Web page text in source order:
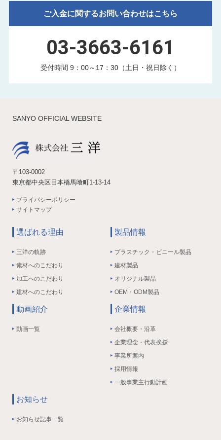
ご入金に関するお問い合わせはこちら
03-3663-6161
受付時間 9：00～17：30（土日・祝日除く）
SANYO OFFICIAL WEBSITE
〒103-0002
東京都中央区日本橋馬喰町1-13-14
プライバシーポリシー
サイトマップ
選ばれる理由
三洋の軌跡
素材へのこだわり
加工へのこだわり
建材へのこだわり
製品情報
プラスチック・ビニール製品
建材製品
オリジナル製品
OEM・ODM製品
動画紹介
動画一覧
企業情報
会社概要・沿革
企業理念・代表挨拶
事業所案内
採用情報
一般事業主行動計画
お知らせ
お知らせ記事一覧